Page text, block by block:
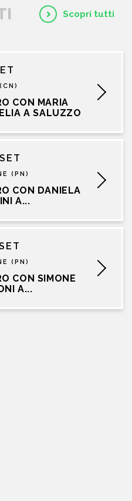
Scopri tutti
CON MARIA
A SALUZZO
(PN)
CON DANIELA
A...
(PN)
CON SIMONE
A...